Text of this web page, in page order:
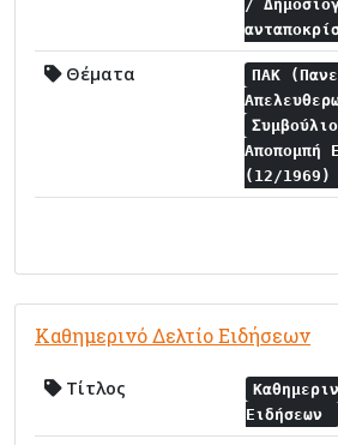
/
Θέματα
ΠΑΚ
Αποπομπή
(12/1969)
Καθημερινό Δελτίο Ειδήσεων
Τίτλος
Ειδήσεων